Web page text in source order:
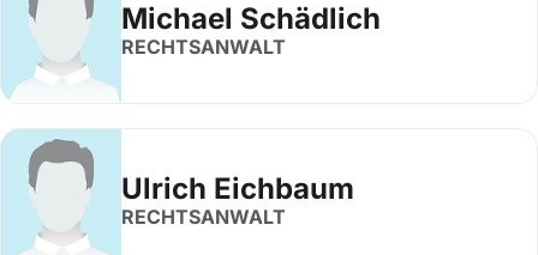
Michael Schädlich
RECHTSANWALT
Ulrich Eichbaum
RECHTSANWALT